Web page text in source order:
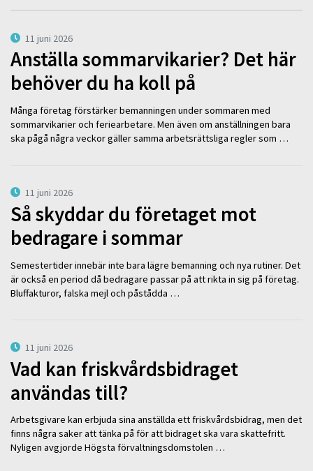
11 juni 2026
Anställa sommarvikarier? Det här
behöver du ha koll på
Många företag förstärker bemanningen under sommaren med
sommarvikarier och feriearbetare. Men även om anställningen bara
ska pågå några veckor gäller samma arbetsrättsliga regler som …
11 juni 2026
Så skyddar du företaget mot
bedragare i sommar
Semestertider innebär inte bara lägre bemanning och nya rutiner. Det
är också en period då bedragare passar på att rikta in sig på företag.
Bluffakturor, falska mejl och påstådda …
11 juni 2026
Vad kan friskvårdsbidraget
användas till?
Arbetsgivare kan erbjuda sina anställda ett friskvårdsbidrag, men det
finns några saker att tänka på för att bidraget ska vara skattefritt.
Nyligen avgjorde Högsta förvaltningsdomstolen …